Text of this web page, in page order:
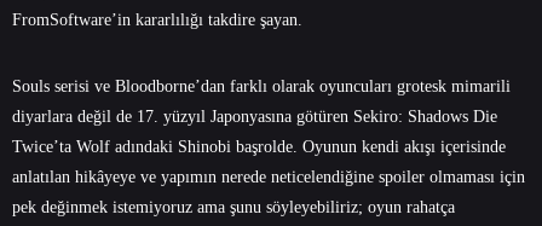
FromSoftware’in kararlılığı takdire şayan.
Souls serisi ve Bloodborne’dan farklı olarak oyuncuları grotesk mimarili
diyarlara değil de 17. yüzyıl Japonyasına götüren Sekiro: Shadows Die
Twice’ta Wolf adındaki Shinobi başrolde. Oyunun kendi akışı içerisinde
anlatılan hikâyeye ve yapımın nerede neticelendiğine spoiler olmaması için
pek değinmek istemiyoruz ama şunu söyleyebiliriz; oyun rahatça